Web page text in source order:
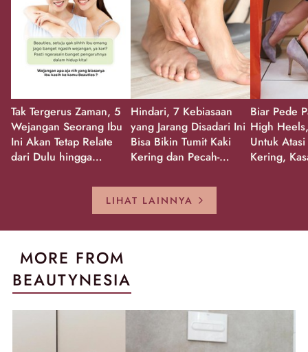
Tak Tergerus Zaman, 5
Wejangan Seorang Ibu
Ini Akan Tetap Relate
dari Dulu hingga
Hindari, 7 Kebiasaan
yang Jarang Disadari Ini
Bisa Bikin Tumit Kaki
Kering dan Pecah-
Biar Pede
High
Untuk
Kering,
LIHAT LAINNYA
MORE FROM
BEAUTYNESIA